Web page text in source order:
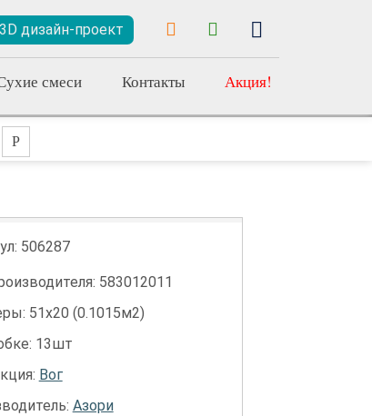
3D дизайн-проект
смеси Контакты Акция!
Р
506287
583012011
51х20 (0.1015м2)
13шт
Вог
Азори